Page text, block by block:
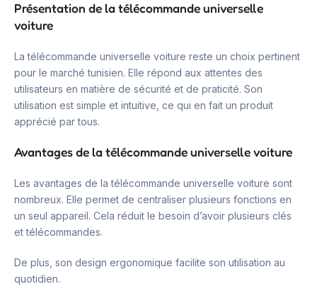
Présentation de la télécommande universelle
voiture
La télécommande universelle voiture reste un choix pertinent
pour le marché tunisien. Elle répond aux attentes des
utilisateurs en matière de sécurité et de praticité. Son
utilisation est simple et intuitive, ce qui en fait un produit
apprécié par tous.
Avantages de la télécommande universelle voiture
Les avantages de la télécommande universelle voiture sont
nombreux. Elle permet de centraliser plusieurs fonctions en
un seul appareil. Cela réduit le besoin d’avoir plusieurs clés
et télécommandes.
De plus, son design ergonomique facilite son utilisation au
quotidien.